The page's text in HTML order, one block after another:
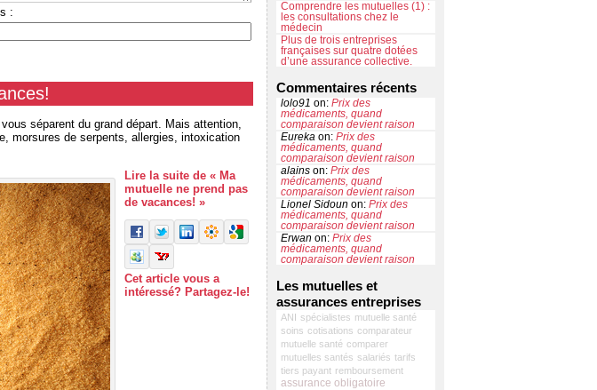
:
séparent du grand départ. Mais attention,
morsures de serpents, allergies, intoxication
Lire la suite de « Ma
mutuelle ne prend pas
de vacances! »
Cet article vous a
intéressé? Partagez-le!
Comprendre les mutuelles (1) :
les consultations chez le
médecin
Plus de trois entreprises
françaises sur quatre dotées
d’une assurance collective.
Commentaires récents
lolo91 on: Prix des
médicaments, quand
comparaison devient raison
Eureka on: Prix des
médicaments, quand
comparaison devient raison
alains on: Prix des
médicaments, quand
comparaison devient raison
Lionel Sidoun on: Prix des
médicaments, quand
comparaison devient raison
Erwan on: Prix des
médicaments, quand
comparaison devient raison
Les mutuelles et
assurances entreprises
ANI spécialistes mutuelle santé
soins cotisations comparateur
mutuelle santé comparer
mutuelles santés salariés tarifs
tiers payant remboursement
assurance obligatoire